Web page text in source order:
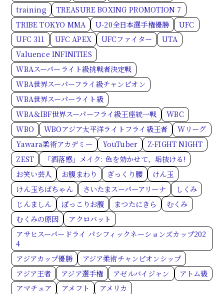
training
TREASURE BOXING PROMOTION 7
TRIBE TOKYO MMA
U-20全日本選手権優勝
UFC
UFC 311
UFC APEX UFCファイター
UTA
Valuence INFINITIES
WBAスーパーライト級挑戦者決定戦
WBA世界スーパーフライ級チャンピオン
WBA世界スーパーライト級
WBA＆IBF世界スーパーフライ級王座統一戦
WBC
WBO
WBOアジア太平洋ライトフライ級王者
Wリーグ
Yawara柔術アカデミー
YouTuber
Z-FIGHT NIGHT
ZEST
「洒落感」メイク: 色を効かせて、垢抜ける!
お笑い芸人
お腹まわり ぎっくり腰
けん玉
けん玉ちばちゃん
さいたまスーパーアリーナ
しくみ
じんましん
ぽっこりお腹 まつたにきら
むくみ
むくみの原因
アクロバット
アサヒスーパードライ パシフィックネーションズカップ202
4
アジアカップ優勝
アジア柔術チャンピオンシップ
アジア王者
アジア選手権 アゼルバイジャン
アトム級
アマチュア
アメフト
アメリカ